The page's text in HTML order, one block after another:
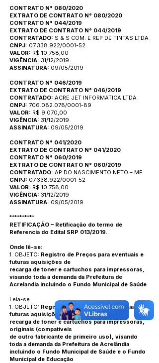
CONTRATO N° 080/2020
EXTRATO DE CONTRATO N° 080/2020
CONTRATO N° 044/2019
EXTRATO DE CONTRATO N° 044/2019
CONTRATADO: S & S COM. E REP DE TINTAS LTDA
CNPJ: 07.338.922/0001-52
VALOR: R$ 10.758,00
VIGÊNCIA: 31/12/2019
ASSINATURA: 09/05/2019
CONTRATO N° 046/2019
EXTRATO DE CONTRATO N° 046/2019
CONTRATADO: ACRE JET INFORMATICA LTDA
CNPJ: 706.082.078/0001-89
VALOR: R$ 9.070,00
VIGÊNCIA: 31/12/2019
ASSINATURA: 09/05/2019
CONTRATO N° 041/2020
EXTRATO DE CONTRATO N° 041/2020
CONTRATO N° 060/2019
EXTRATO DE CONTRATO N° 060/2019
CONTRATADO: AP DO NASCIMENTO NETO – ME
CNPJ: 07.338.922/0001-52
VALOR: R$ 10.758,00
VIGÊNCIA: 31/12/2019
ASSINATURA: 09/05/2019
**********
RETIFICAÇÃO – Retificação do termo de
Referencia do Edital SRP 013/2019.
Onde lê-se:
1. OBJETO: Registro de Preços para eventuais e
futuras aquisições de
recarga de toner e cartuchos para impressoras,
visando toda a demanda da Prefeitura de
Acrelandia incluindo o Fundo Municipal de Saúde
Leia-se
1. OBJETO: Registro de Preços para eventuais e
futuras aquisições de
recarga de toner e cartuchos para impressoras,
originais (compatíveis
de outro fabricante de primeiro uso), visando
toda a demanda da Prefeitura de Acrelândia
incluindo o Fundo Municipal de Saúde e o Fundo
Municipal de Educação